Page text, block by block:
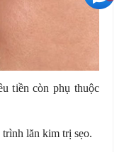
tiền còn phụ thuộc
trình lăn kim trị sẹo.